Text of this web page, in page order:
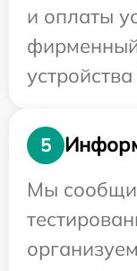
и оплаты
5
Мы